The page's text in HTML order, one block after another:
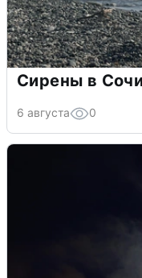
Сирены в
6 августа 0